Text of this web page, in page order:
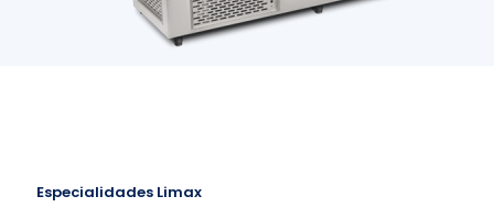
Especialidades Limax